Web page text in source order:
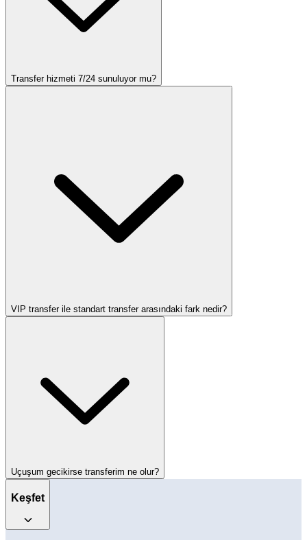
Transfer hizmeti 7/24 sunuluyor mu?
VIP transfer ile standart transfer arasındaki fark nedir?
Uçuşum gecikirse transferim ne olur?
Keşfet